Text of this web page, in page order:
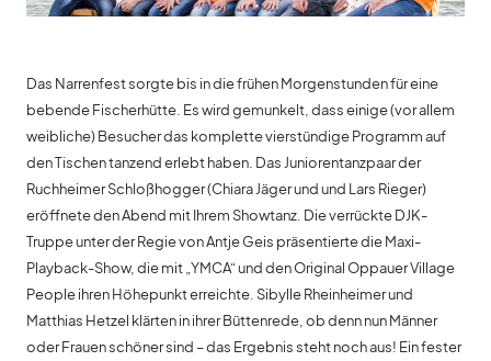
Das Narrenfest sorgte bis in die frühen Morgenstunden für eine
bebende Fischerhütte. Es wird gemunkelt, dass einige (vor allem
weibliche) Besucher das komplette vierstündige Programm auf
den Tischen tanzend erlebt haben. Das Juniorentanzpaar der
Ruchheimer Schloßhogger (Chiara Jäger und und Lars Rieger)
eröffnete den Abend mit Ihrem Showtanz. Die verrückte DJK-
Truppe unter der Regie von Antje Geis präsentierte die Maxi-
Playback-Show, die mit „YMCA“ und den Original Oppauer Village
People ihren Höhepunkt erreichte. Sibylle Rheinheimer und
Matthias Hetzel klärten in ihrer Büttenrede, ob denn nun Männer
oder Frauen schöner sind – das Ergebnis steht noch aus! Ein fester